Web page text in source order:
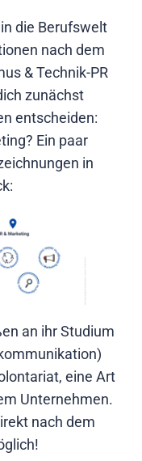
die Berufswelt
nach dem
& Technik-PR
zunächst
entscheiden:
Ein paar
in
an ihr Studium
eine Art
Unternehmen.
nach dem